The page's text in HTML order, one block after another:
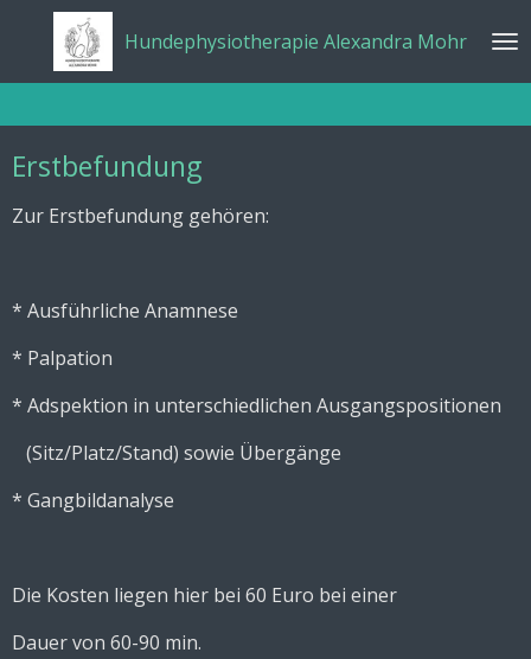
Hauptinhalt
springen
Hundephysiotherapie Alexandra Mohr
Erstbefundung
Zur Erstbefundung gehören:
* Ausführliche Anamnese
* Palpation
* Adspektion in unterschiedlichen Ausgangspositionen
(Sitz/Platz/Stand) sowie Übergänge
* Gangbildanalyse
Die Kosten liegen hier bei 60 Euro bei einer
Dauer von 60-90 min.